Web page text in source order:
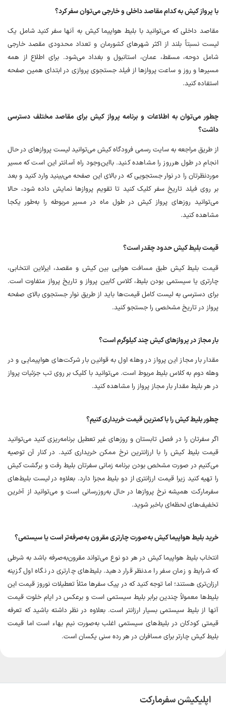
با پرواز کیش به کدام مقاصد داخلی و خارجی می‌توان سفر کرد؟
مقاصد داخلی که می‌توانید با بلیط هواپیما کیش به آنها سفر کنید شامل یک
لیست نسبتاً بلند از اکثر شهرهای کشورمان و تعداد محدودی مقصد خارجی
شامل دوحه، مسقط، عمان، استانبول و بغداد می‌شود. برای اطلاع از همه
مسیرها و روز و ساعت پروازها از فیلد جستجوی پروازی در ابتدای همین صفحه
استفاده کنید.
چطور می‌توان به اطلاعات و برنامه پرواز کیش برای مقاصد مختلف دسترسی
داشت؟
از طریق مراجعه به سایت رسمی فرودگاه کیش می‌توانید لیست پروازهای در حال
انجام در طول هرروز را مشاهده کنید. بااین‌وجود راه آسانتر این است که مسیر
موردنظرتان را در نوار جستجویی که در بالای این صفحه می‌بینید وارد کنید و بعد
بر روی فیلد تاریخ سفر کلیک کنید تا تقویم پروازها نمایش داده شود، حالا
می‌توانید روزهای پرواز کیش در طول ماه در مسیر مربوطه را به‌طور یکجا
مشاهده کنید.
قیمت بلیط کیش حدود چقدر است؟
قیمت بلیط کیش طبق مسافت هوایی بین کیش و مقصد، ایرلاین انتخابی،
چارتری یا سیستمی بودن بلیط، کلاس کابین پرواز و تاریخ پرواز متفاوت است.
برای دسترسی به لیست کامل قیمت‌ها باید از طریق نوار جستجوی بالای صفحه
پرواز در تاریخ مشخصی را جستجو کنید.
بار مجاز در پروازهای کیش چند کیلوگرم است؟
مقدار بار مجاز این پرواز در وهله اول به قوانین بار شرکت‌های هواپیمایی و در
وهله دوم به کلاس بلیط مربوط است. می‌توانید با کلیک بر روی تب جزئیات پرواز
در هر بلیط مقدار بار مجاز پرواز را مشاهده کنید.
چطور بلیط کیش را با کمترین قیمت خریداری کنیم؟
اگر سفرتان را در فصل تابستان و روزهای غیر تعطیل برنامه‌ریزی کنید می‌توانید
قیمت بلیط کیش را با ارزانترین نرخ ممکن خریداری کنید. در کنار آن توصیه
می‌کنیم در صورت مشخص بودن برنامه زمانی سفرتان بلیط رفت و برگشت کیش
را تهیه کنید زیرا قیمت ارزانتری از دو بلیط مجزا دارد. بعلاوه در لیست بلیط‌های
سفرمارکت همیشه نرخ پروازها در حال به‌روزرسانی است و می‌توانید از آخرین
تخفیف‌های لحظه‌ای باخبر شوید.
خرید بلیط هواپیما کیش به‌صورت چارتری مقرون به‌صرفه‌تر است یا سیستمی؟
انتخاب بلیط هواپیما کیش در هر دو نوع می‌تواند مقرون‌به‌صرفه باشد به شرطی
که شرایط و زمان سفر را مدنظر قرار دهید. بلیط‌های چارتری در نگاه اول گزینه
ارزان‌تری هستند؛ اما توجه کنید که در پیک سفرها مثلاً تعطیلات نوروز قیمت این
بلیط‌ها معمولاً چندین برابر بلیط سیستمی است و برعکس در ایام خلوت قیمت
آنها از بلیط سیستمی بسیار ارزانتر است. بعلاوه در نظر داشته باشید که تعرفه
قیمتی کودکان در بلیط‌های سیستمی اغلب به‌صورت نیم بهاء است اما قیمت
بلیط کیش چارتر برای مسافران در هر رده سنی یکسان است.
اپلیکیشن سفرمارکت